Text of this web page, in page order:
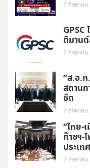
7 สิงหาค
GPSC
ดีมาน
7 สิงหาค
“ส.อ.ท
สถาน
ชิด
7 สิงหาค
“ไทย-
ก๊าซฯ-
ประเทศ
7 สิงหาค